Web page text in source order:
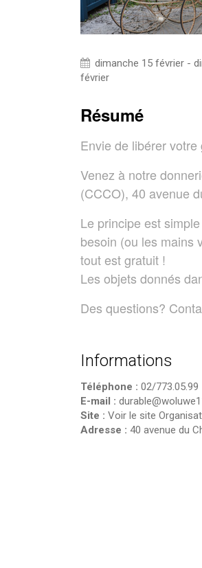
dimanche 15 février -
février
Résumé
Envie de libérer
Venez à notre
(CCCO), 40 avenue
Le principe est
besoin (ou les mains
tout est gratuit !
Les objets donnés
Des questions?
Informations
Téléphone : 02/773.05.99
E-mail :
Site : Voir le site
Adresse : 40 avenue du